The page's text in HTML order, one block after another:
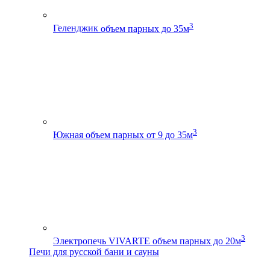
Геленджик объем парных до 35м3
Южная объем парных от 9 до 35м3
Электропечь VIVARTE объем парных до 20м3
Печи для русской бани и сауны